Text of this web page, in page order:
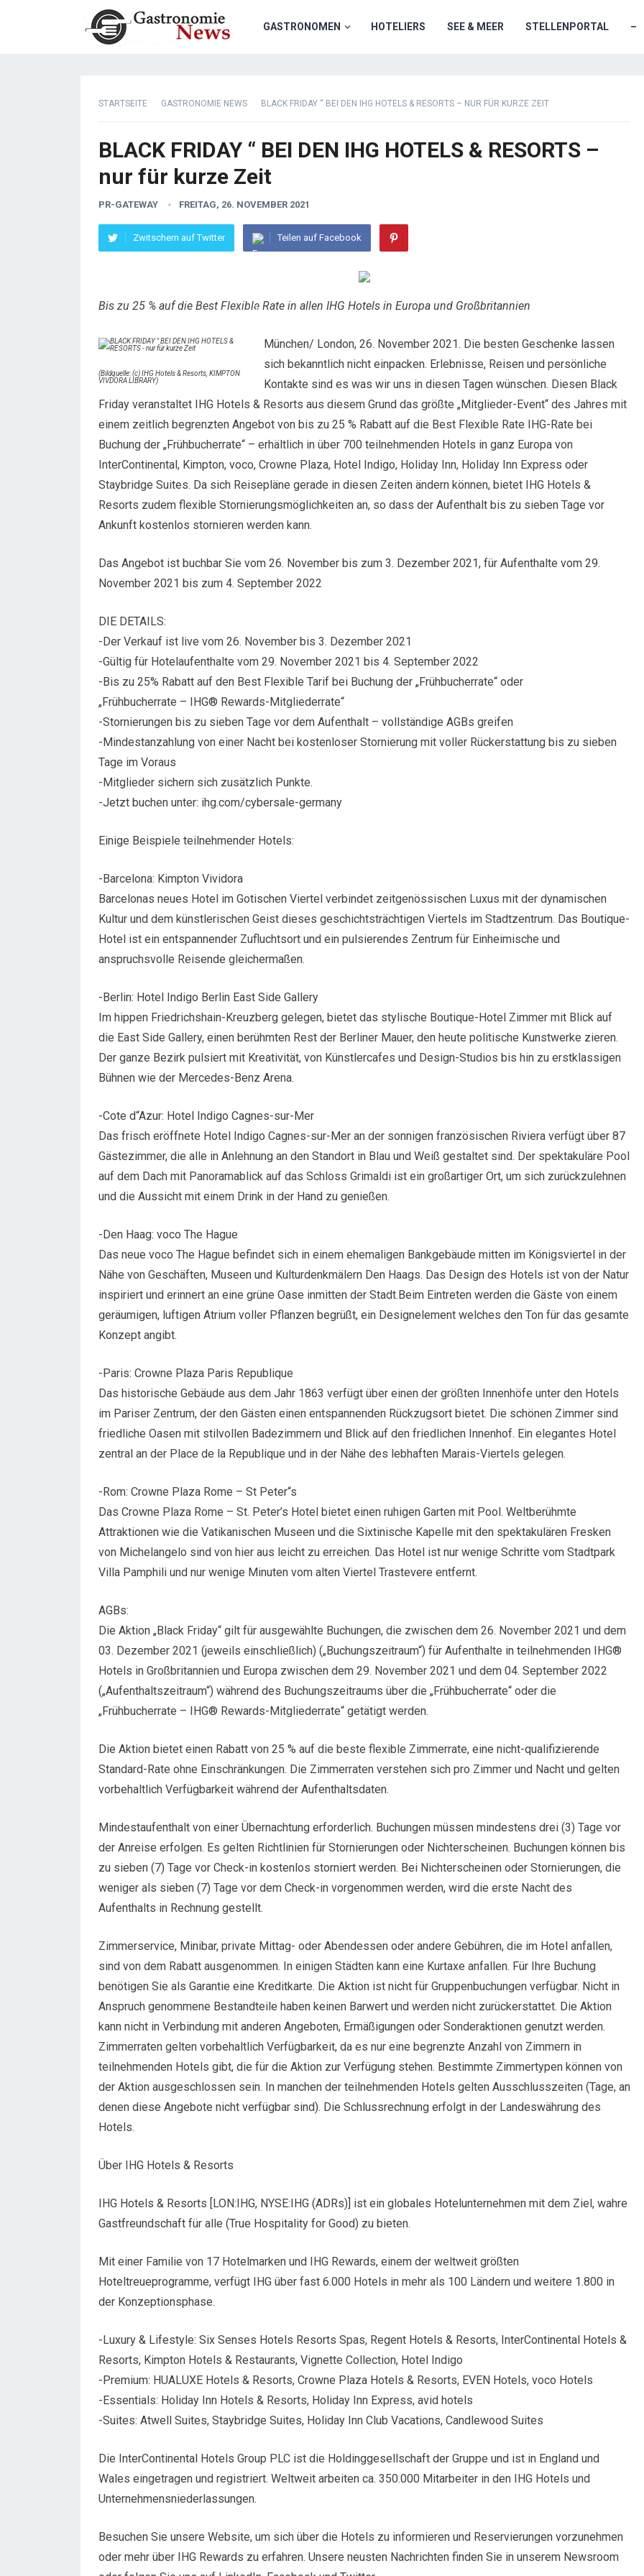
GASTRONOMEN HOTELIERS SEE & MEER STELLENPORTAL –
STARTSEITE GASTRONOMIE NEWS BLACK FRIDAY “ BEI DEN IHG HOTELS & RESORTS – NUR FÜR KURZE ZEIT
BLACK FRIDAY “ BEI DEN IHG HOTELS & RESORTS –
nur für kurze Zeit
PR-GATEWAY FREITAG, 26. NOVEMBER 2021
Zwitschern auf Twitter Teilen auf Facebook
Bis zu 25 % auf die Best Flexible Rate in allen IHG Hotels in Europa und Großbritannien
(Bildquelle: (c) IHG Hotels & Resorts, KIMPTON
VIVDORA LIBRARY)
München/ London, 26. November 2021. Die besten Geschenke lassen
sich bekanntlich nicht einpacken. Erlebnisse, Reisen und persönliche
Kontakte sind es was wir uns in diesen Tagen wünschen. Diesen Black
Friday veranstaltet IHG Hotels & Resorts aus diesem Grund das größte „Mitglieder-Event“ des Jahres mit
einem zeitlich begrenzten Angebot von bis zu 25 % Rabatt auf die Best Flexible Rate IHG-Rate bei
Buchung der „Frühbucherrate“ – erhältlich in über 700 teilnehmenden Hotels in ganz Europa von
InterContinental, Kimpton, voco, Crowne Plaza, Hotel Indigo, Holiday Inn, Holiday Inn Express oder
Staybridge Suites. Da sich Reisepläne gerade in diesen Zeiten ändern können, bietet IHG Hotels &
Resorts zudem flexible Stornierungsmöglichkeiten an, so dass der Aufenthalt bis zu sieben Tage vor
Ankunft kostenlos stornieren werden kann.
Das Angebot ist buchbar Sie vom 26. November bis zum 3. Dezember 2021, für Aufenthalte vom 29.
November 2021 bis zum 4. September 2022
DIE DETAILS:
-Der Verkauf ist live vom 26. November bis 3. Dezember 2021
-Gültig für Hotelaufenthalte vom 29. November 2021 bis 4. September 2022
-Bis zu 25% Rabatt auf den Best Flexible Tarif bei Buchung der „Frühbucherrate“ oder
„Frühbucherrate – IHG® Rewards-Mitgliederrate“
-Stornierungen bis zu sieben Tage vor dem Aufenthalt – vollständige AGBs greifen
-Mindestanzahlung von einer Nacht bei kostenloser Stornierung mit voller Rückerstattung bis zu sieben
Tage im Voraus
-Mitglieder sichern sich zusätzlich Punkte.
-Jetzt buchen unter: ihg.com/cybersale-germany
Einige Beispiele teilnehmender Hotels:
-Barcelona: Kimpton Vividora
Barcelonas neues Hotel im Gotischen Viertel verbindet zeitgenössischen Luxus mit der dynamischen
Kultur und dem künstlerischen Geist dieses geschichtsträchtigen Viertels im Stadtzentrum. Das Boutique-
Hotel ist ein entspannender Zufluchtsort und ein pulsierendes Zentrum für Einheimische und
anspruchsvolle Reisende gleichermaßen.
-Berlin: Hotel Indigo Berlin East Side Gallery
Im hippen Friedrichshain-Kreuzberg gelegen, bietet das stylische Boutique-Hotel Zimmer mit Blick auf
die East Side Gallery, einen berühmten Rest der Berliner Mauer, den heute politische Kunstwerke zieren.
Der ganze Bezirk pulsiert mit Kreativität, von Künstlercafes und Design-Studios bis hin zu erstklassigen
Bühnen wie der Mercedes-Benz Arena.
-Cote d“Azur: Hotel Indigo Cagnes-sur-Mer
Das frisch eröffnete Hotel Indigo Cagnes-sur-Mer an der sonnigen französischen Riviera verfügt über 87
Gästezimmer, die alle in Anlehnung an den Standort in Blau und Weiß gestaltet sind. Der spektakuläre Pool
auf dem Dach mit Panoramablick auf das Schloss Grimaldi ist ein großartiger Ort, um sich zurückzulehnen
und die Aussicht mit einem Drink in der Hand zu genießen.
-Den Haag: voco The Hague
Das neue voco The Hague befindet sich in einem ehemaligen Bankgebäude mitten im Königsviertel in der
Nähe von Geschäften, Museen und Kulturdenkmälern Den Haags. Das Design des Hotels ist von der Natur
inspiriert und erinnert an eine grüne Oase inmitten der Stadt.Beim Eintreten werden die Gäste von einem
geräumigen, luftigen Atrium voller Pflanzen begrüßt, ein Designelement welches den Ton für das gesamte
Konzept angibt.
-Paris: Crowne Plaza Paris Republique
Das historische Gebäude aus dem Jahr 1863 verfügt über einen der größten Innenhöfe unter den Hotels
im Pariser Zentrum, der den Gästen einen entspannenden Rückzugsort bietet. Die schönen Zimmer sind
friedliche Oasen mit stilvollen Badezimmern und Blick auf den friedlichen Innenhof. Ein elegantes Hotel
zentral an der Place de la Republique und in der Nähe des lebhaften Marais-Viertels gelegen.
-Rom: Crowne Plaza Rome – St Peter“s
Das Crowne Plaza Rome – St. Peter’s Hotel bietet einen ruhigen Garten mit Pool. Weltberühmte
Attraktionen wie die Vatikanischen Museen und die Sixtinische Kapelle mit den spektakulären Fresken
von Michelangelo sind von hier aus leicht zu erreichen. Das Hotel ist nur wenige Schritte vom Stadtpark
Villa Pamphili und nur wenige Minuten vom alten Viertel Trastevere entfernt.
AGBs:
Die Aktion „Black Friday“ gilt für ausgewählte Buchungen, die zwischen dem 26. November 2021 und dem
03. Dezember 2021 (jeweils einschließlich) („Buchungszeitraum“) für Aufenthalte in teilnehmenden IHG®
Hotels in Großbritannien und Europa zwischen dem 29. November 2021 und dem 04. September 2022
(„Aufenthaltszeitraum“) während des Buchungszeitraums über die „Frühbucherrate“ oder die
„Frühbucherrate – IHG® Rewards-Mitgliederrate“ getätigt werden.
Die Aktion bietet einen Rabatt von 25 % auf die beste flexible Zimmerrate, eine nicht-qualifizierende
Standard-Rate ohne Einschränkungen. Die Zimmerraten verstehen sich pro Zimmer und Nacht und gelten
vorbehaltlich Verfügbarkeit während der Aufenthaltsdaten.
Mindestaufenthalt von einer Übernachtung erforderlich. Buchungen müssen mindestens drei (3) Tage vor
der Anreise erfolgen. Es gelten Richtlinien für Stornierungen oder Nichterscheinen. Buchungen können bis
zu sieben (7) Tage vor Check-in kostenlos storniert werden. Bei Nichterscheinen oder Stornierungen, die
weniger als sieben (7) Tage vor dem Check-in vorgenommen werden, wird die erste Nacht des
Aufenthalts in Rechnung gestellt.
Zimmerservice, Minibar, private Mittag- oder Abendessen oder andere Gebühren, die im Hotel anfallen,
sind von dem Rabatt ausgenommen. In einigen Städten kann eine Kurtaxe anfallen. Für Ihre Buchung
benötigen Sie als Garantie eine Kreditkarte. Die Aktion ist nicht für Gruppenbuchungen verfügbar. Nicht in
Anspruch genommene Bestandteile haben keinen Barwert und werden nicht zurückerstattet. Die Aktion
kann nicht in Verbindung mit anderen Angeboten, Ermäßigungen oder Sonderaktionen genutzt werden.
Zimmerraten gelten vorbehaltlich Verfügbarkeit, da es nur eine begrenzte Anzahl von Zimmern in
teilnehmenden Hotels gibt, die für die Aktion zur Verfügung stehen. Bestimmte Zimmertypen können von
der Aktion ausgeschlossen sein. In manchen der teilnehmenden Hotels gelten Ausschlusszeiten (Tage, an
denen diese Angebote nicht verfügbar sind). Die Schlussrechnung erfolgt in der Landeswährung des
Hotels.
Über IHG Hotels & Resorts
IHG Hotels & Resorts [LON:IHG, NYSE:IHG (ADRs)] ist ein globales Hotelunternehmen mit dem Ziel, wahre
Gastfreundschaft für alle (True Hospitality for Good) zu bieten.
Mit einer Familie von 17 Hotelmarken und IHG Rewards, einem der weltweit größten
Hoteltreueprogramme, verfügt IHG über fast 6.000 Hotels in mehr als 100 Ländern und weitere 1.800 in
der Konzeptionsphase.
-Luxury & Lifestyle: Six Senses Hotels Resorts Spas, Regent Hotels & Resorts, InterContinental Hotels &
Resorts, Kimpton Hotels & Restaurants, Vignette Collection, Hotel Indigo
-Premium: HUALUXE Hotels & Resorts, Crowne Plaza Hotels & Resorts, EVEN Hotels, voco Hotels
-Essentials: Holiday Inn Hotels & Resorts, Holiday Inn Express, avid hotels
-Suites: Atwell Suites, Staybridge Suites, Holiday Inn Club Vacations, Candlewood Suites
Die InterContinental Hotels Group PLC ist die Holdinggesellschaft der Gruppe und ist in England und
Wales eingetragen und registriert. Weltweit arbeiten ca. 350.000 Mitarbeiter in den IHG Hotels und
Unternehmensniederlassungen.
Besuchen Sie unsere Website, um sich über die Hotels zu informieren und Reservierungen vorzunehmen
oder mehr über IHG Rewards zu erfahren. Unsere neusten Nachrichten finden Sie in unserem Newsroom